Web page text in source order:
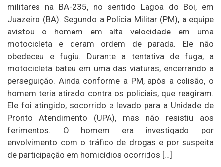
militares na BA-235, no sentido Lagoa do Boi, em
Juazeiro (BA). Segundo a Polícia Militar (PM), a equipe
avistou o homem em alta velocidade em uma
motocicleta e deram ordem de parada. Ele não
obedeceu e fugiu. Durante a tentativa de fuga, a
motocicleta bateu em uma das viaturas, encerrando a
perseguição. Ainda conforme a PM, após a colisão, o
homem teria atirado contra os policiais, que reagiram.
Ele foi atingido, socorrido e levado para a Unidade de
Pronto Atendimento (UPA), mas não resistiu aos
ferimentos. O homem era investigado por
envolvimento com o tráfico de drogas e por suspeita
de participação em homicídios ocorridos […]